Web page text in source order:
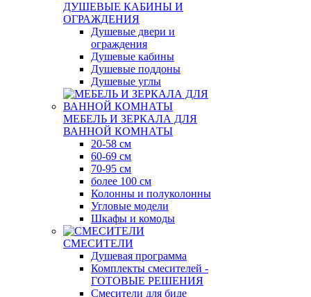
ДУШЕВЫЕ КАБИНЫ И
ОГРАЖДЕНИЯ
Душевые двери и
ограждения
Душевые кабины
Душевые поддоны
Душевые углы
МЕБЕЛЬ И ЗЕРКАЛА ДЛЯ
ВАННОЙ КОМНАТЫ
20-58 см
60-69 см
70-95 см
более 100 см
Колонны и полуколонны
Угловые модели
Шкафы и комоды
СМЕСИТЕЛИ
Душевая программа
Комплекты смесителей -
ГОТОВЫЕ РЕШЕНИЯ
Смесители для биде